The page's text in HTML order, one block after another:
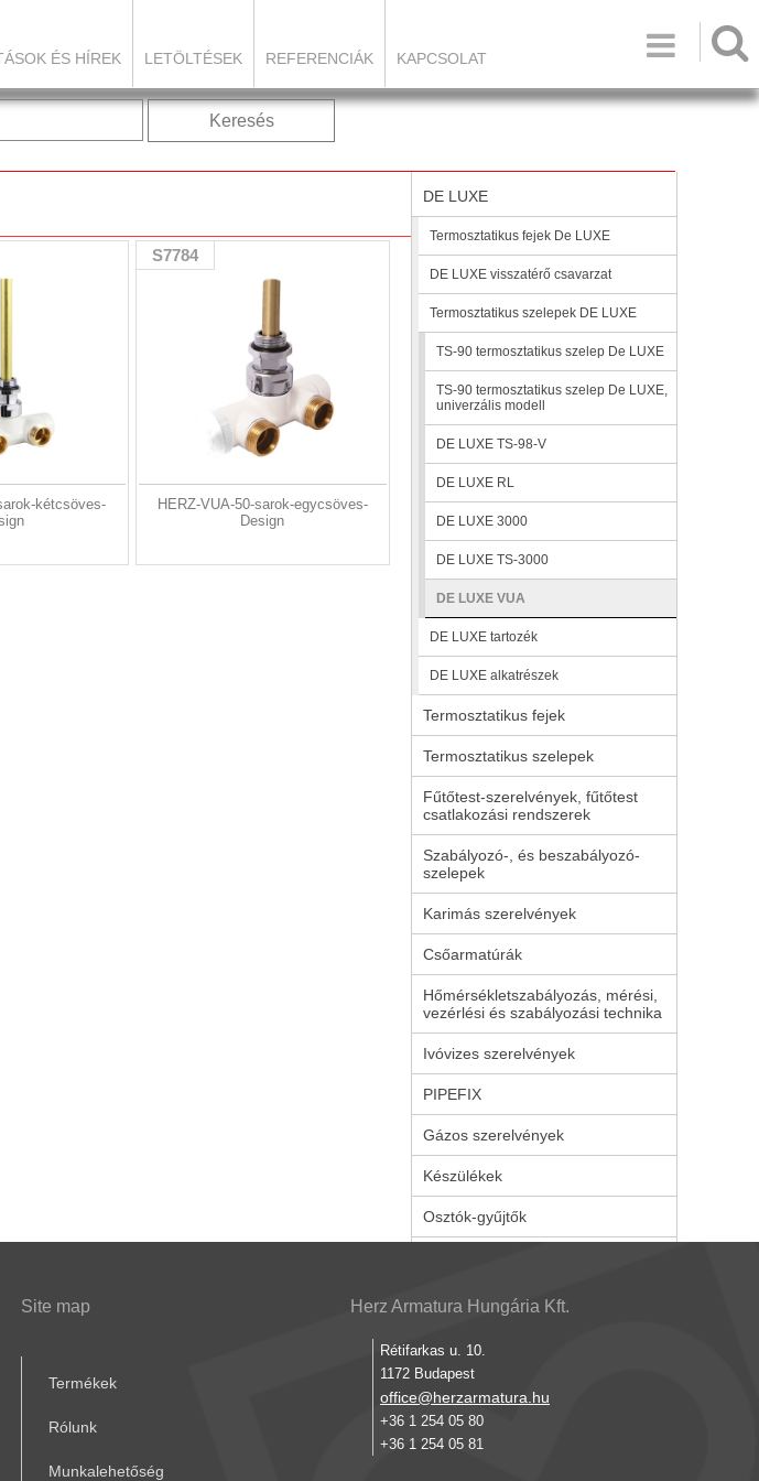

ÉS HÍREK LETÖLTÉSEK REFERENCIÁK KAPCSOLAT
Keresés
kétcsöves-
S7784
HERZ-VUA-50-sarok-egycsöves-
Design
DE LUXE
Termosztatikus fejek De LUXE
DE LUXE visszatérő csavarzat
Termosztatikus szelepek DE LUXE
TS-90 termosztatikus szelep De LUXE
TS-90 termosztatikus szelep De LUXE,
univerzális modell
DE LUXE TS-98-V
DE LUXE RL
DE LUXE 3000
DE LUXE TS-3000
DE LUXE VUA
DE LUXE tartozék
DE LUXE alkatrészek
Termosztatikus fejek
Termosztatikus szelepek
Fűtőtest-szerelvények, fűtőtest
csatlakozási rendszerek
Szabályozó-, és beszabályozó-
szelepek
Karimás szerelvények
Csőarmatúrák
Hőmérsékletszabályozás, mérési,
vezérlési és szabályozási technika
Ivóvizes szerelvények
PIPEFIX
Gázos szerelvények
Készülékek
Osztók-gyűjtők
Site map
Termékek
Rólunk
Munkalehetőség
Herz Armatura Hungária Kft.
Rétifarkas u. 10.
1172 Budapest
office@herzarmatura.hu
+36 1 254 05 80
+36 1 254 05 81